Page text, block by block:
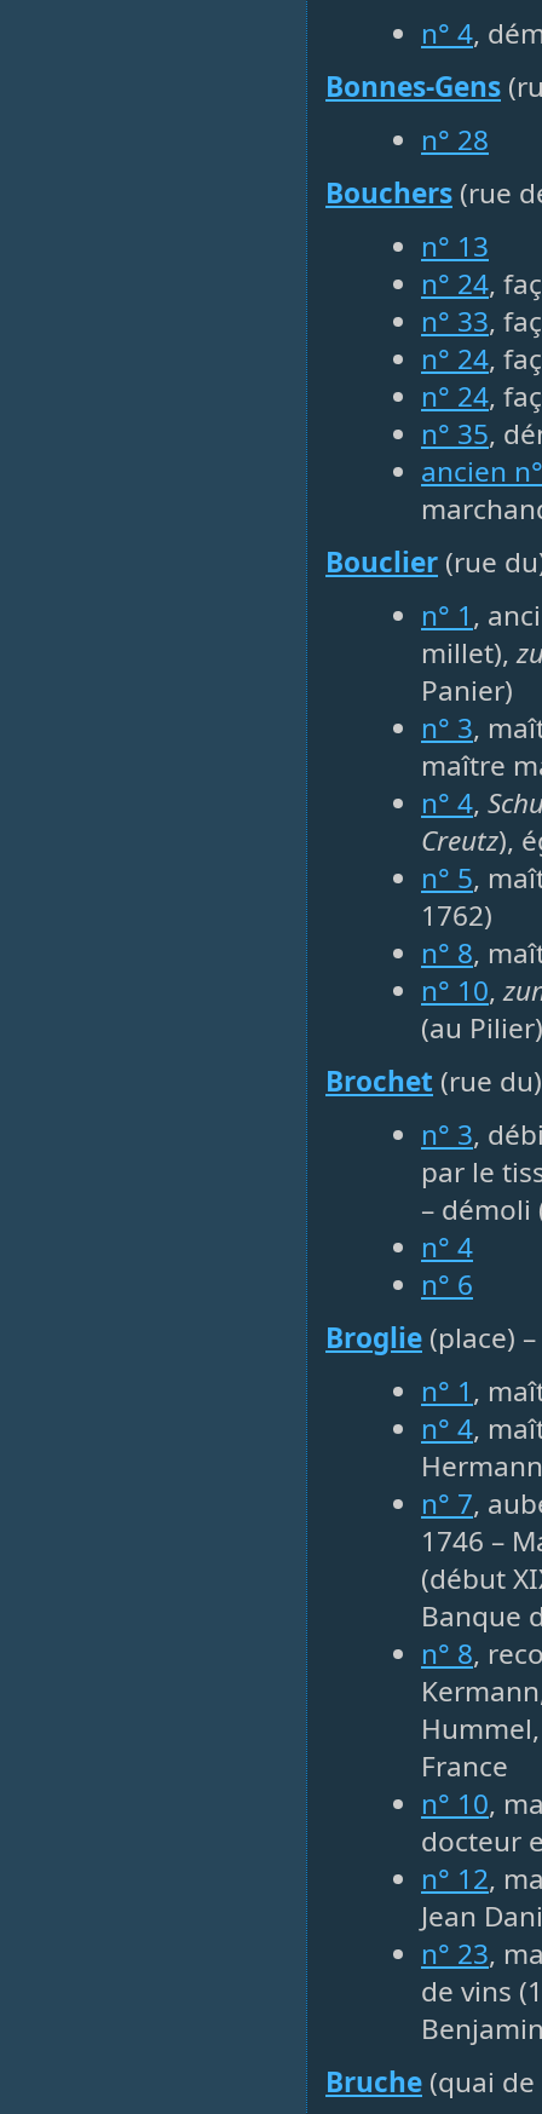
n° 4,
Bonnes-Gens
n° 28
Bouchers (rue
n° 13
n° 24,
n° 33,
n° 24,
n° 24,
n° 35,
ancien
Bouclier (rue
n° 1,
millet),
Panier)
n° 3,
maître
n° 4,
Creutz),
n° 5,
1762)
n° 8,
n° 10,
(au
Brochet (rue
n° 3,
par le
– démoli
n° 4
n° 6
Broglie (place) –
n° 1,
n° 4,
n° 7,
1746 –
(début
Banque
n° 8,
France
n° 10,
docteur
n° 12,
Jean
n° 23,
de vins
Bruche (quai